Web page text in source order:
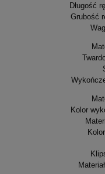
Długość
Grubość
Kolor